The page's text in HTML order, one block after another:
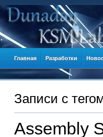
Главная Разработки
Записи c
Assembly